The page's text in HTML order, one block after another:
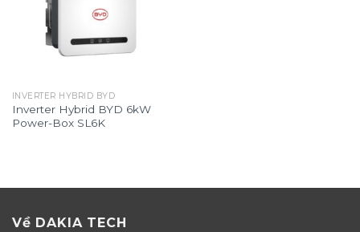
INVERTER HYBRID BYD
Inverter Hybrid BYD 6kW
Power-Box SL6K
Về DAKIA TECH